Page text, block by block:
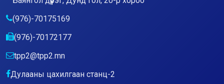
(976)-70175169
(976)-70172177
tpp2@tpp2.mn
Дулааны цахилгаан станц-2